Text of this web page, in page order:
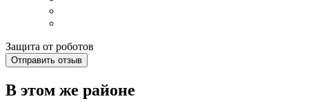
Защита от роботов
Отправить отзыв
В этом же районе